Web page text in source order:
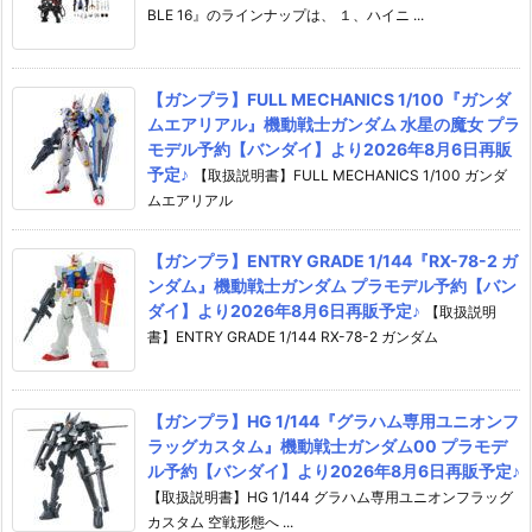
BLE 16』のラインナップは、 １、ハイニ ...
【ガンプラ】FULL MECHANICS 1/100『ガンダ
ムエアリアル』機動戦士ガンダム 水星の魔女 プラ
モデル予約【バンダイ】より2026年8月6日再販
予定♪
【取扱説明書】FULL MECHANICS 1/100 ガンダ
ムエアリアル
【ガンプラ】ENTRY GRADE 1/144『RX-78-2 ガ
ンダム』機動戦士ガンダム プラモデル予約【バン
ダイ】より2026年8月6日再販予定♪
【取扱説明
書】ENTRY GRADE 1/144 RX-78-2 ガンダム
【ガンプラ】HG 1/144『グラハム専用ユニオンフ
ラッグカスタム』機動戦士ガンダム00 プラモデ
ル予約【バンダイ】より2026年8月6日再販予定♪
【取扱説明書】HG 1/144 グラハム専用ユニオンフラッグ
カスタム 空戦形態へ ...